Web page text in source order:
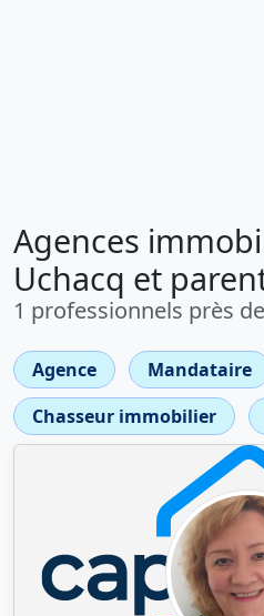
Agences
Uchacq et
1 professionnels près
Agence
Mandataire
Chasseur immobilier